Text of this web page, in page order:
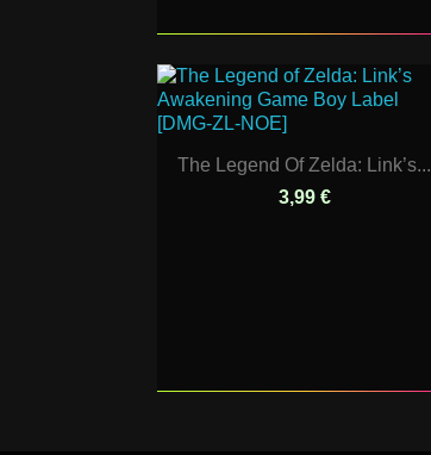
The Legend Of Zelda: Link’s...
3,99 €